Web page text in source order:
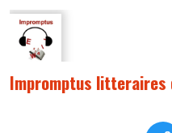
Impromptus litteraires